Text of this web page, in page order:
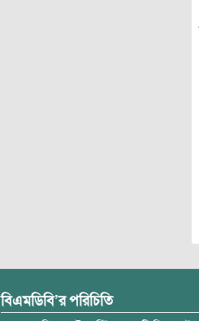
বিএমডিবি’র পরিচিতি